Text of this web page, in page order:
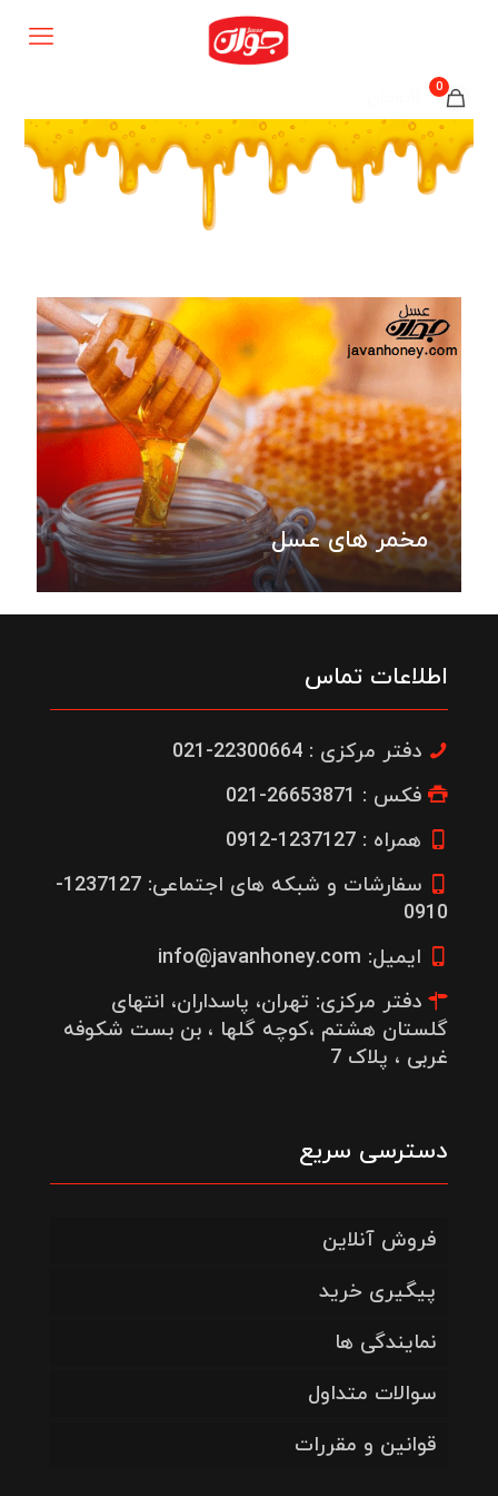
0
مخمر های عسل
اطلاعات تماس
دفتر مرکزی : 22300664-021
فکس : 26653871-021
همراه : 1237127-0912
سفارشات و شبکه های اجتماعی: 1237127-
0910
ایمیل: info@javanhoney.com
دفتر مرکزی: تهران، پاسداران، انتهای
گلستان هشتم ،کوچه گلها ، بن بست شکوفه
غربی ، پلاک 7
دسترسی سریع
فروش آنلاین
پیگیری خرید
نمایندگی ها
سوالات متداول
قوانین و مقررات